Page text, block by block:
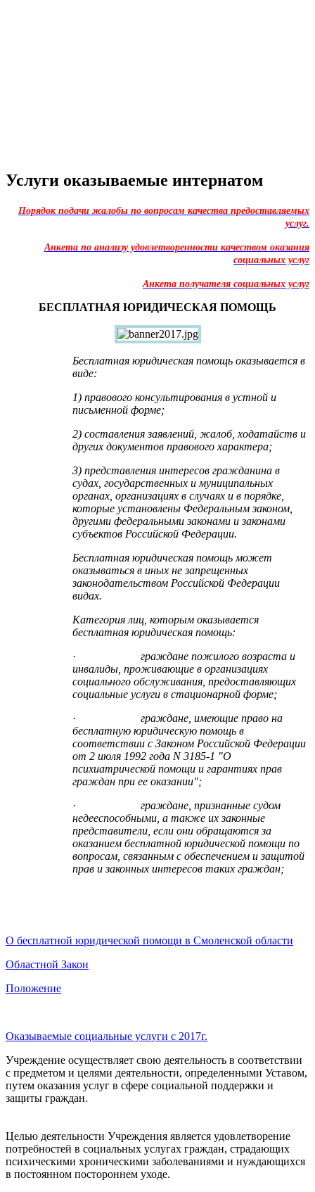
Услуги оказываемые интернатом
Порядок подачи жалобы по вопросам качества предоставляемых
услуг.
Анкета по анализу удовлетворенности качеством оказания
социальных услуг
Анкета получателя социальных услуг
БЕСПЛАТНАЯ ЮРИДИЧЕСКАЯ ПОМОЩЬ
Бесплатная юридическая помощь оказывается в
виде:
1) правового консультирования в устной и
письменной форме;
2) составления заявлений, жалоб, ходатайств и
других документов правового характера;
3) представления интересов гражданина в
судах, государственных и муниципальных
органах, организациях в случаях и в порядке,
которые установлены Федеральным законом,
другими федеральными законами и законами
субъектов Российской Федерации.
Бесплатная юридическая помощь может
оказываться в иных не запрещенных
законодательством Российской Федерации
видах.
Категория лиц, которым оказывается
бесплатная юридическая помощь:
· граждане пожилого возраста и
инвалиды, проживающие в организациях
социального обслуживания, предоставляющих
социальные услуги в стационарной форме;
· граждане, имеющие право на
бесплатную юридическую помощь в
соответствии с Законом Российской Федерации
от 2 июля 1992 года N 3185-1 "О
психиатрической помощи и гарантиях прав
граждан при ее оказании";
· граждане, признанные судом
недееспособными, а также их законные
представители, если они обращаются за
оказанием бесплатной юридической помощи по
вопросам, связанным с обеспечением и защитой
прав и законных интересов таких граждан;
О бесплатной юридической помощи в Смоленской области
Областной Закон
Положение
Оказываемые социальные услуги с 2017г.
Учреждение осуществляет свою деятельность в соответствии
с предметом и целями деятельности, определенными Уставом,
путем оказания услуг в сфере социальной поддержки и
защиты граждан.
Целью деятельности Учреждения является удовлетворение
потребностей в социальных услугах граждан, страдающих
психическими хроническими заболеваниями и нуждающихся
в постоянном постороннем уходе.